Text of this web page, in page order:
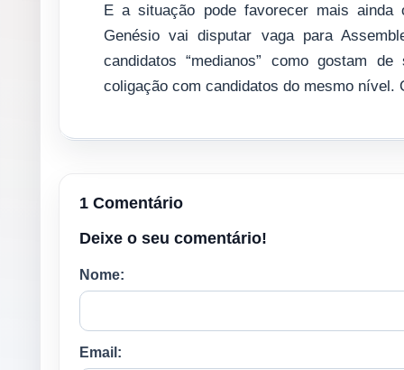
E a situação pode favorecer mais ainda
Genésio vai disputar vaga para
candidatos “medianos” como gostam
coligação com candidatos do mesmo nível.
1 Comentário
Deixe o seu comentário!
Nome:
Email: